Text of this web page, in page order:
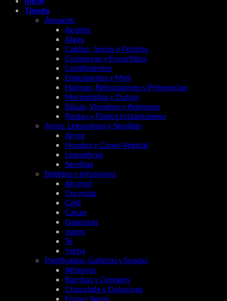
Tienda
Almacén
Aceites
Algas
Caldos , Sopas y Postres
Conservas y Encurtidos
Condimentos
Endulzantes y Miel
Harinas, Rebozadores y Premezclas
Mermeladas y Dulces
Salsas, Vinagres y Aderezos
Pastas y Fideos Instantáneos
Arroz, Legumbres y Semillas
Arroz
Hongos y Carne Vegetal
Legumbres
Semillas
Bebidas e Infusiones
Alcohol
Cervezas
Café
Cacao
Gaseosas
Jugos
Té
Yerba
Panificados, Galletas y Snacks
Alfajores
Barritas y Cereales
Chocolate y Golosinas
Frutos Secos